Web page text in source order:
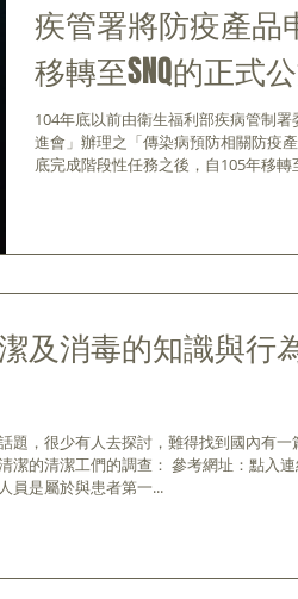
疾管署將防疫產品
移轉至SNQ的正式
104年底以前由衛生福利部疾病管制署
進會」辦理之「傳染病預防相關防疫產
底完成階段性任務之後，自105年移轉
及消毒的知識與行
，很少有人去探討，難得找到國內有一
清潔工們的調查： 參考網址：點入連結 論
員是屬於與患者第一...